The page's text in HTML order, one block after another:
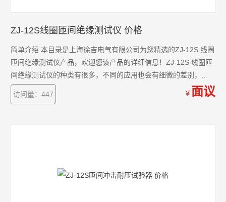
ZJ-12S线圈匝间绝缘测试仪 价格
简单介绍 本目录是上海徐吉电气有限公司为您精选的ZJ-12S 线圈
匝间绝缘测试仪产品，欢迎您该产品的详细信息！ZJ-12S 线圈匝
间绝缘测试仪的种类有很多，不同的应用也会有细微的差别，本
公司为您提供*的解决方案。
访问量：447
￥ 面议